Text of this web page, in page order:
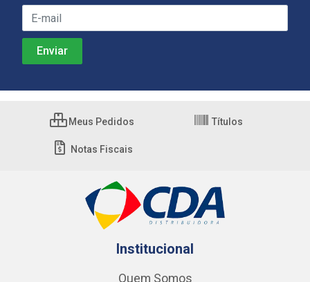
Meus Pedidos Títulos
Notas Fiscais
Institucional
Quem Somos